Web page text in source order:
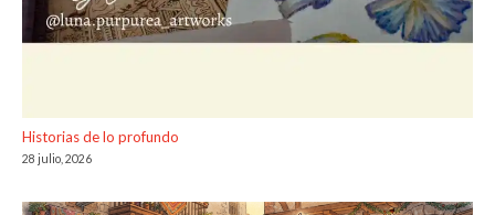
Historias de lo profundo
28 julio, 2026